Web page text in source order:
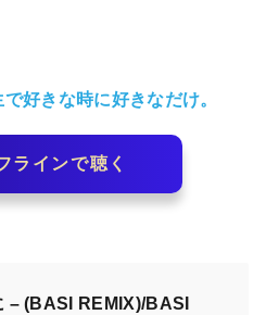
好きな時に好きなだけ。
ラインで聴く
– (BASI REMIX)/BASI